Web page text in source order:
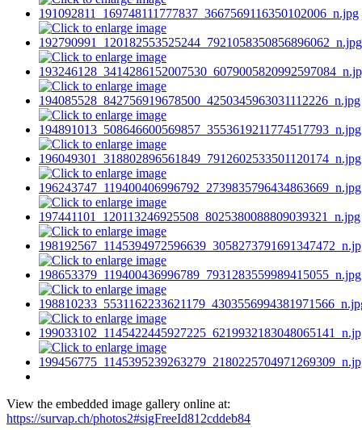
View the embedded image gallery online at:
https://survap.ch/photos2#sigFreeId812cddeb84